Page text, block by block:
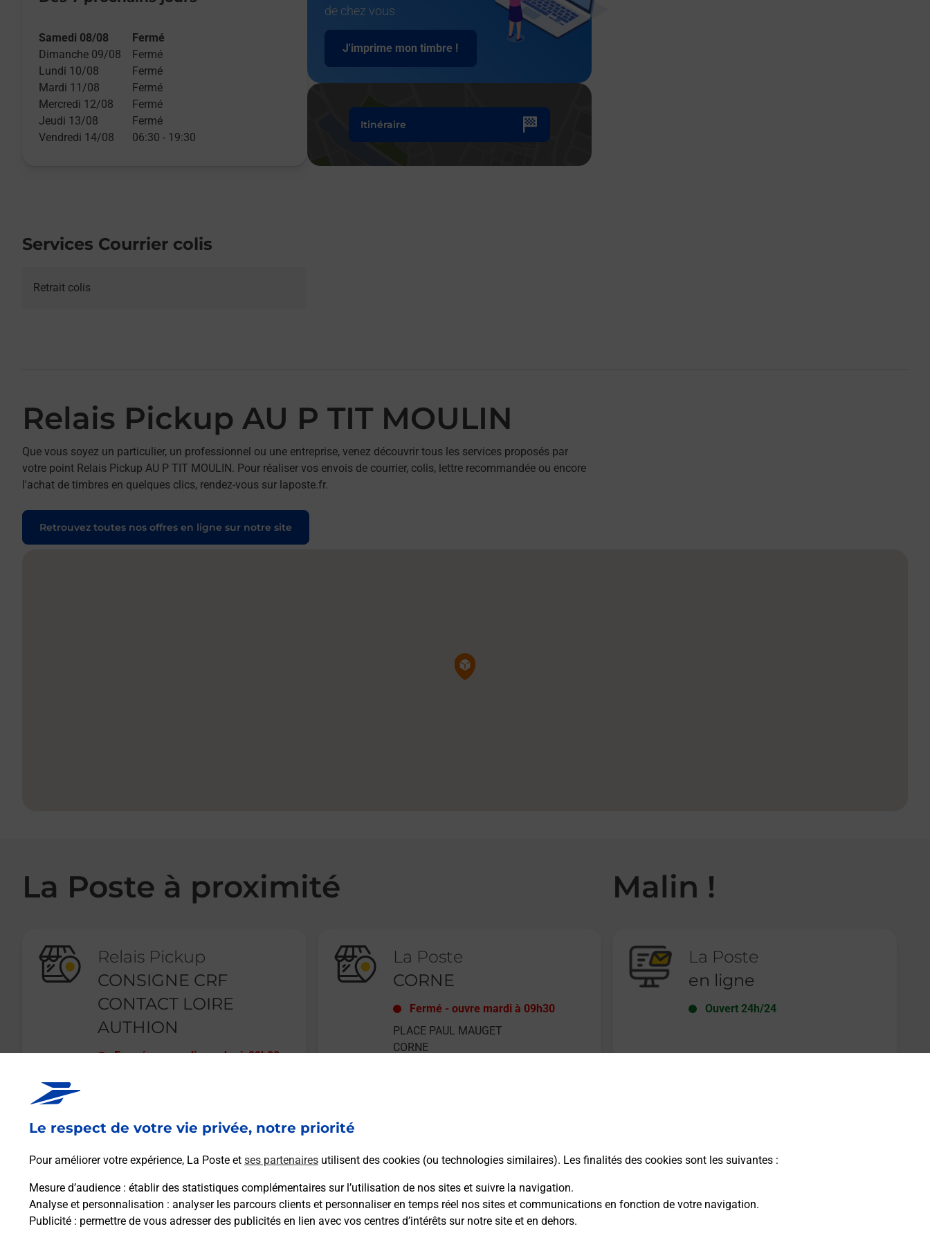
Le respect de votre vie privée, notre priorité
Pour améliorer votre expérience, La Poste et ses partenaires utilisent des cookies (ou technologies similaires). Les finalités des cookies sont les suivantes :
Mesure d’audience : établir des statistiques complémentaires sur l’utilisation de nos sites et suivre la navigation.
Analyse et personnalisation : analyser les parcours clients et personnaliser en temps réel nos sites et communications en fonction de votre navigation.
Publicité : permettre de vous adresser des publicités en lien avec vos centres d’intérêts sur notre site et en dehors.
Samedi 08/08
Fermé
Dimanche 09/08
Fermé
Lundi 10/08
Fermé
Mardi 11/08
Fermé
Mercredi 12/08
Fermé
Jeudi 13/08
Fermé
Vendredi 14/08
06:30 - 19:30
de chez vous
J'imprime mon timbre !
Itinéraire
Services Courrier colis
Retrait colis
Relais Pickup AU P TIT MOULIN
Que vous soyez un particulier, un professionnel ou une entreprise, venez découvrir tous les services proposés par
votre point Relais Pickup AU P TIT MOULIN. Pour réaliser vos envois de courrier, colis, lettre recommandée ou encore
l'achat de timbres en quelques clics, rendez-vous sur laposte.fr.
Retrouvez toutes nos offres en ligne sur notre site
Pin de la carte
La Poste à proximité
Relais Pickup
CONSIGNE CRF
CONTACT LOIRE
AUTHION
Fermé-ouvre dimanche à 09h00
En savoir plus
La Poste
CORNE
Fermé - ouvre mardi à 09h30
PLACE PAUL MAUGET
CORNE
Malin !
La Poste
en ligne
Ouvert 24h/24